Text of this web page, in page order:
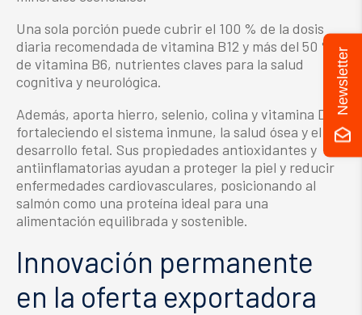
Una sola porción puede cubrir el 100 % de la dosis
diaria recomendada de vitamina B12 y más del 50 %
de vitamina B6, nutrientes claves para la salud
cognitiva y neurológica.
Además, aporta hierro, selenio, colina y vitamina D,
fortaleciendo el sistema inmune, la salud ósea y el
desarrollo fetal. Sus propiedades antioxidantes y
antiinflamatorias ayudan a proteger la piel y reducir
enfermedades cardiovasculares, posicionando al
salmón como una proteína ideal para una
alimentación equilibrada y sostenible.
Innovación permanente
en la oferta exportadora
Newsletter